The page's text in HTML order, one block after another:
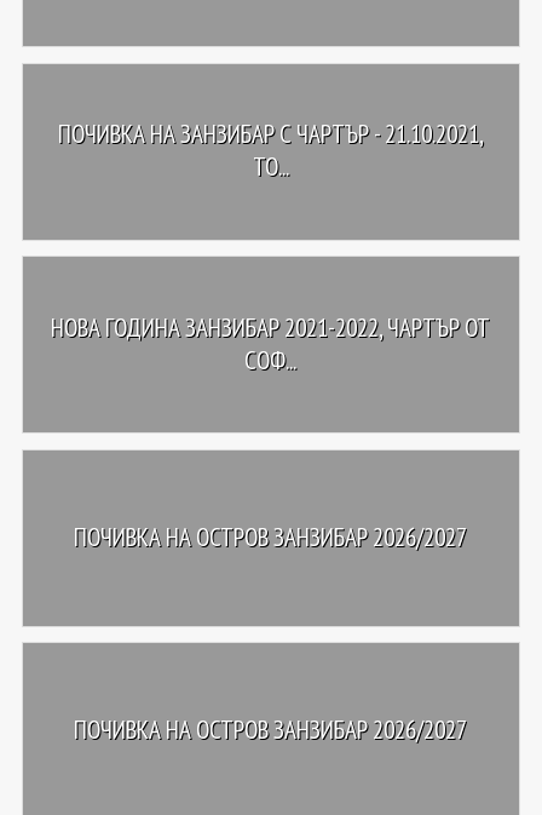
ПОЧИВКА НА ЗАНЗИБАР С ЧАРТЪР - 21.10.2021,
ТО...
НОВА ГОДИНА ЗАНЗИБАР 2021-2022, ЧАРТЪР ОТ
СОФ...
ПОЧИВКА НА ОСТРОВ ЗАНЗИБАР 2026/2027
ПОЧИВКА НА ОСТРОВ ЗАНЗИБАР 2026/2027